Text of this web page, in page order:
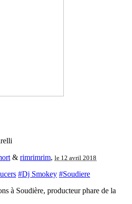
& rimrimrim, le 12 avril 2018
#Dj Smokey #Soudiere
à Soudière, producteur phare de la